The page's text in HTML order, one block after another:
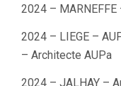
2024 – MARNEFFE
2024 – LIEGE –
– Architecte AUPa
2024 – JALHAY –